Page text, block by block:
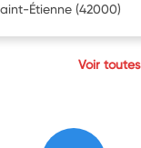
Étienne (42000)
Voir